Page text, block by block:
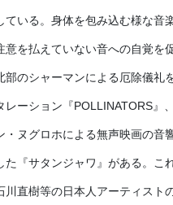
ている。身体を包み込む様な音
意を払えていない音への自覚を
部のシャーマンによる厄除儀礼
レーション『POLLINATORS』
・ヌグロホによる無声映画の音
た『サタンジャワ』がある。こ
川直樹等の日本人アーティスト